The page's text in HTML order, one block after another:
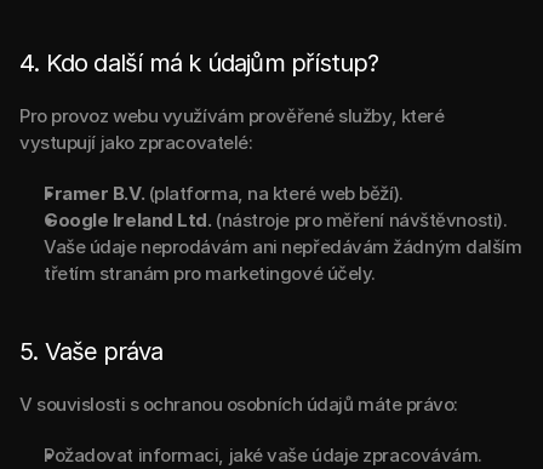
4. Kdo další má k údajům přístup?
Pro provoz webu využívám prověřené služby, které
vystupují jako zpracovatelé:
Framer B.V. (platforma, na které web běží).
Google Ireland Ltd. (nástroje pro měření návštěvnosti).
Vaše údaje neprodávám ani nepředávám žádným dalším
třetím stranám pro marketingové účely.
5. Vaše práva
V souvislosti s ochranou osobních údajů máte právo:
Požadovat informaci, jaké vaše údaje zpracovávám.